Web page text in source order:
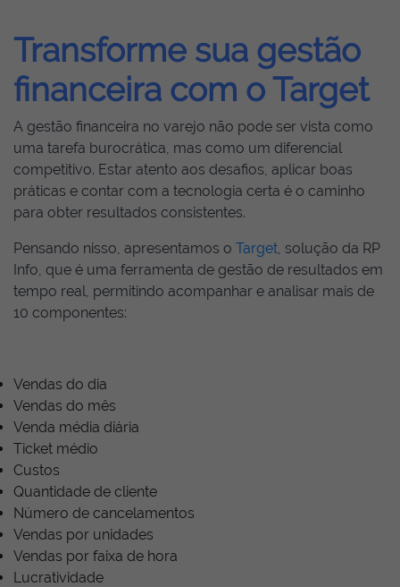
Transforme sua gestão
financeira com o Target
A gestão financeira no varejo não pode ser vista como
uma tarefa burocrática, mas como um diferencial
competitivo. Estar atento aos desafios, aplicar boas
práticas e contar com a tecnologia certa é o caminho
para obter resultados consistentes.
Pensando nisso, apresentamos o Target, solução da RP
Info, que é uma ferramenta de gestão de resultados em
tempo real, permitindo acompanhar e analisar mais de
10 componentes:
Vendas do dia
Vendas do mês
Venda média diária
Ticket médio
Custos
Quantidade de cliente
Número de cancelamentos
Vendas por unidades
Vendas por faixa de hora
Lucratividade